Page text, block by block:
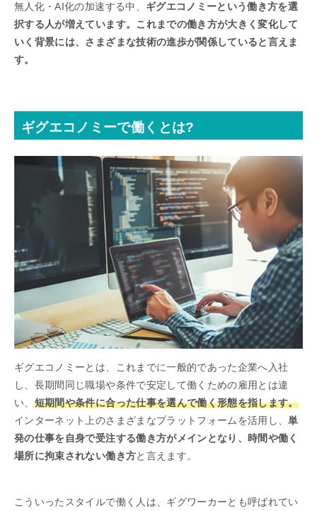
無人化・AI化の加速する中、 ギグエコノミーという働き方を選
択する人が増えています。これまでの働き方が大きく変化して
いく背景には、さまざまな技術の進歩が関係していると言えま
す。
ギグエコノミーで働くとは?
ギグエコノミーとは、これまでに一般的であった企業へ入社
し、長期間同じ職場や条件で安定して働くための雇用とは違
い、 短期間や条件に合った仕事を選んで働く形態を指します。
インターネット上のさまざまなプラットフォームを活用し、単
発の仕事を自身で受注する働き方がメインとなり、時間や働く
場所に拘束されない働き方と言えます。
こういったスタイルで働く人は、ギグワーカーとも呼ばれてい